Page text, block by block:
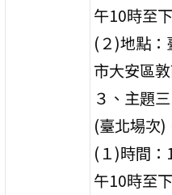
午10時至
(２)地點
市大安區
３、主題
(臺北場次)
(１)時間
午10時至